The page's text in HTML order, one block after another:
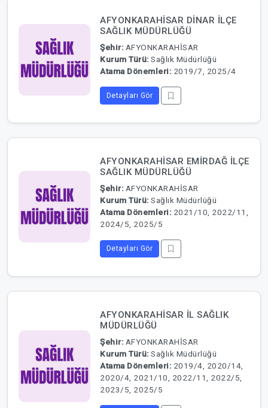
AFYONKARAHİSAR DİNAR İLÇE
SAĞLIK MÜDÜRLÜĞÜ
Şehir: AFYONKARAHİSAR
Kurum Türü: Sağlık Müdürlüğü
Atama Dönemleri: 2019/7, 2025/4
Detayları Gör
AFYONKARAHİSAR EMİRDAĞ İLÇE
SAĞLIK MÜDÜRLÜĞÜ
Şehir: AFYONKARAHİSAR
Kurum Türü: Sağlık Müdürlüğü
Atama Dönemleri: 2021/10, 2022/11,
2024/5, 2025/5
Detayları Gör
AFYONKARAHİSAR İL SAĞLIK
MÜDÜRLÜĞÜ
Şehir: AFYONKARAHİSAR
Kurum Türü: Sağlık Müdürlüğü
Atama Dönemleri: 2019/4, 2020/14,
2020/4, 2021/10, 2022/11, 2022/5,
2023/5, 2025/5